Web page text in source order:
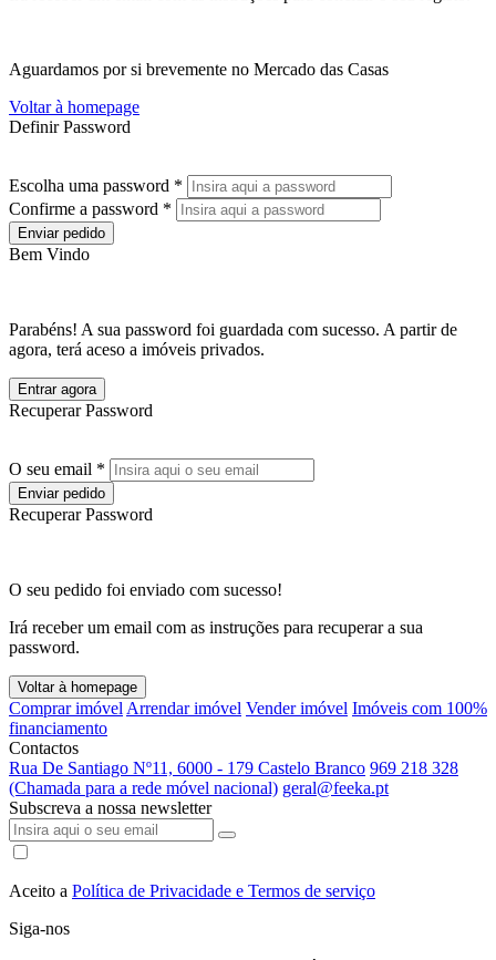
Aguardamos por si brevemente no Mercado das Casas
Voltar à homepage
Definir Password
Escolha uma password *
Confirme a password *
Enviar pedido
Bem Vindo
Parabéns! A sua password foi guardada com sucesso. A partir de
agora, terá aceso a imóveis privados.
Entrar agora
Recuperar Password
O seu email *
Enviar pedido
Recuperar Password
O seu pedido foi enviado com sucesso!
Irá receber um email com as instruções para recuperar a sua
password.
Voltar à homepage
Comprar imóvel Arrendar imóvel Vender imóvel Imóveis com 100%
financiamento
Contactos
Rua De Santiago Nº11, 6000 - 179 Castelo Branco 969 218 328
(Chamada para a rede móvel nacional) geral@feeka.pt
Subscreva a nossa newsletter
Aceito a Política de Privacidade e Termos de serviço
Siga-nos